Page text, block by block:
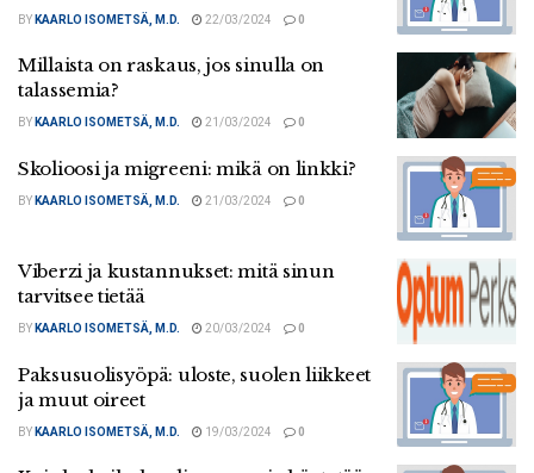
BY KAARLO ISOMETSÄ, M.D. 22/03/2024 0
Millaista on raskaus, jos sinulla on
talassemia?
BY KAARLO ISOMETSÄ, M.D. 21/03/2024 0
Skolioosi ja migreeni: mikä on linkki?
BY KAARLO ISOMETSÄ, M.D. 21/03/2024 0
Viberzi ja kustannukset: mitä sinun
tarvitsee tietää
BY KAARLO ISOMETSÄ, M.D. 20/03/2024 0
Paksusuolisyöpä: uloste, suolen liikkeet
ja muut oireet
BY KAARLO ISOMETSÄ, M.D. 19/03/2024 0